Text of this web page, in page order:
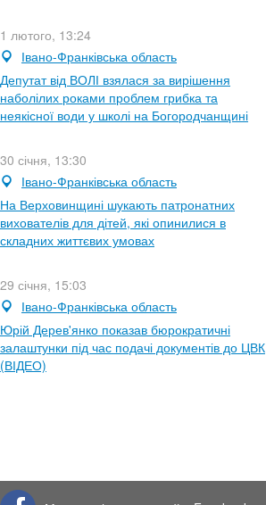
1 лютого, 13:24
Івано-Франківська область
Депутат від ВОЛІ взялася за вирішення
наболілих роками проблем грибка та
неякісної води у школі на Богородчанщині
30 січня, 13:30
Івано-Франківська область
На Верховинщині шукають патронатних
вихователів для дітей, які опинилися в
складних життєвих умовах
29 січня, 15:03
Івано-Франківська область
Юрій Дерев'янко показав бюрократичні
залаштунки під час подачі документів до ЦВК
(ВІДЕО)